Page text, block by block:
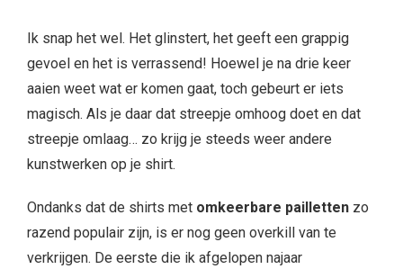
Ik snap het wel. Het glinstert, het geeft een grappig
gevoel en het is verrassend! Hoewel je na drie keer
aaien weet wat er komen gaat, toch gebeurt er iets
magisch. Als je daar dat streepje omhoog doet en dat
streepje omlaag… zo krijg je steeds weer andere
kunstwerken op je shirt.
Ondanks dat de shirts met omkeerbare pailletten zo
razend populair zijn, is er nog geen overkill van te
verkrijgen. De eerste die ik afgelopen najaar